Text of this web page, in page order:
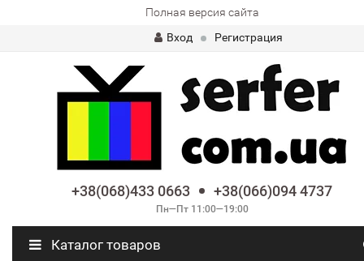
Полная версия сайта
Вход
Регистрация
+38(068)433 0663 +38(066)094 4737
Пн—Пт 11:00—19:00
Каталог товаров